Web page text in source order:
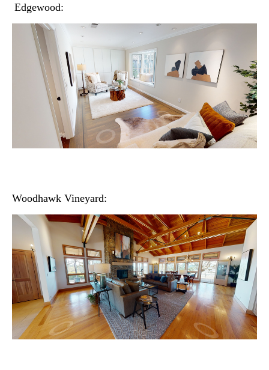
Edgewood:
Woodhawk Vineyard: